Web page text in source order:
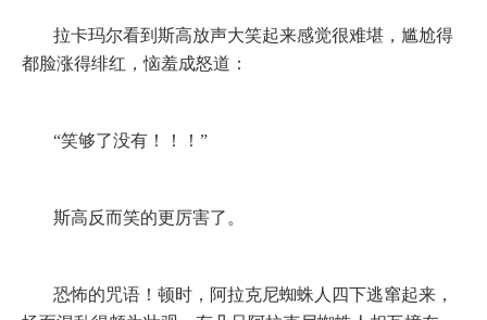
拉卡玛尔看到斯高放声大笑起来感觉很难堪，尴尬得
都脸涨得绯红，恼羞成怒道：
“笑够了没有！！！”
斯高反而笑的更厉害了。
恐怖的咒语！顿时，阿拉克尼蜘蛛人四下逃窜起来，